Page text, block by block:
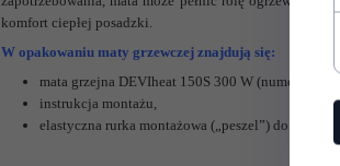
komfort ciepłej posadzki.
W opakowaniu maty grzewczej znajdują się:
mata grzejna DEVIheat 150S 300 W (numer
instrukcja montażu,
elastyczna rurka montażowa („peszel”) do
zasilania:
dwustronne
Moc
jednostkowa
150